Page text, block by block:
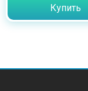
Купить